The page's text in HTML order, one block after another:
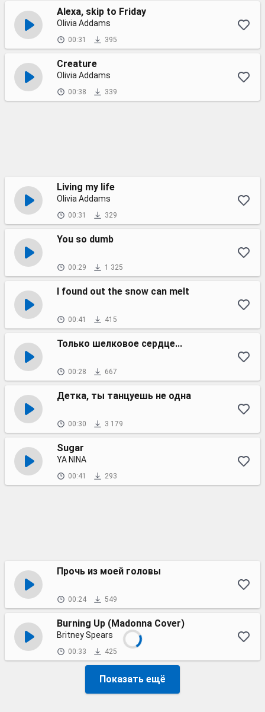
Alexa, skip to Friday
Olivia Addams
00:31 395
Creature
Olivia Addams
00:38 339
Living my life
Olivia Addams
00:31 329
You so dumb
00:29 1 325
I found out the snow can melt
00:41 415
Только шелковое сердце...
00:28 667
Детка, ты танцуешь не одна
00:30 3 179
Sugar
YA NINA
00:41 293
Прочь из моей головы
00:24 549
Burning Up (Madonna Cover)
Britney Spears
00:33 425
Показать ещё